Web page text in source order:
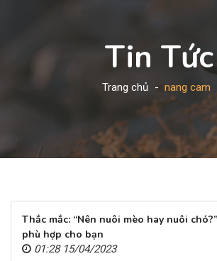
Tin Tức
Trang chủ nang cam
Thắc mắc: “Nên nuôi mèo hay nuôi
phù hợp cho bạn
01:28 15/04/2023